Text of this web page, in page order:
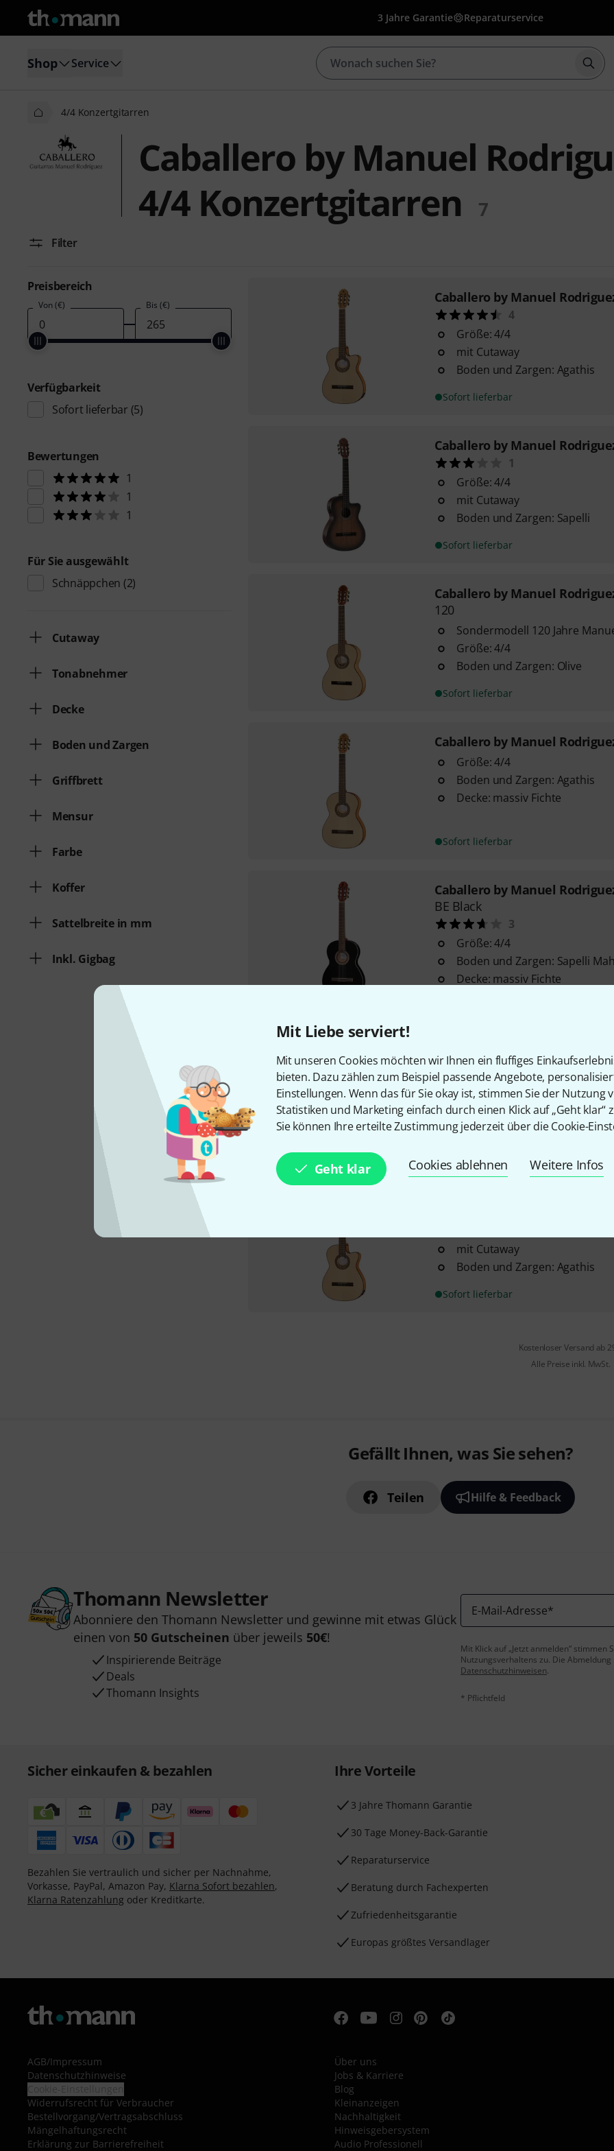
Mit Liebe serviert!
Mit unseren Cookies möchten wir Ihnen ein fluffiges
bieten. Dazu zählen zum Beispiel passende Angebote,
Einstellungen. Wenn das für Sie okay ist, stimmen Sie der Nutzung
Statistiken und Marketing einfach durch einen Klick auf „Geht klar“
Sie können Ihre erteilte Zustimmung jederzeit über die Cookie-
Geht klar Cookies ablehnen Weitere Infos
3 Jahre Garantie Reparaturservice
Shop Service
4/4 Konzertgitarren
Caballero by Manuel
4/4 Konzertgitarren
7
Filter
Preisbereich
Von (€) Bis (€)
Verfügbarkeit
Sofort lieferbar (5)
Bewertungen
1
1
1
Für Sie ausgewählt
Schnäppchen (2)
Cutaway
Tonabnehmer
Decke
Boden und Zargen
Griffbrett
Mensur
Farbe
Koffer
Sattelbreite in mm
Inkl. Gigbag
Caballero by Manuel
4
Größe: 4/4
mit Cutaway
Boden und Zargen: Agathis
Sofort lieferbar
Caballero by Manuel
1
Größe: 4/4
mit Cutaway
Boden und Zargen: Sapelli
Sofort lieferbar
Caballero by Manuel
120
Sondermodell 120 Jahre
Größe: 4/4
Boden und Zargen: Olive
Sofort lieferbar
Caballero by Manuel
Größe: 4/4
Boden und Zargen: Agathis
Decke: massiv Fichte
Sofort lieferbar
Caballero by Manuel
BE Black
3
Größe: 4/4
Boden und Zargen: Sapelli
Decke: massiv Fichte
Größe: 4/4
mit Cutaway
Boden und Zargen: Sapelli
mit Cutaway
Boden und Zargen: Agathis
Sofort lieferbar
Kostenloser Versand ab
Alle Preise inkl. MwSt.
Gefällt Ihnen, was Sie sehen?
Teilen Hilfe & Feedback
Thomann Newsletter
Abonniere den Thomann Newsletter und gewinne mit etwas Glück
einen von 50 Gutscheinen über jeweils 50€!
Inspirierende Beiträge
Deals
Thomann Insights
E-Mail-Adresse*
Mit Klick auf „Jetzt anmelden“
Nutzungsverhaltens zu. Die
Datenschutzhinweisen.
* Pflichtfeld
Sicher einkaufen & bezahlen
Bezahlen Sie vertraulich und sicher per Nachnahme,
Vorkasse, PayPal, Amazon Pay, Klarna Sofort bezahlen,
Klarna Ratenzahlung oder Kreditkarte.
Ihre Vorteile
3 Jahre Thomann Garantie
30 Tage Money-Back-Garantie
Reparaturservice
Beratung durch Fachexperten
Zufriedenheitsgarantie
Europas größtes Versandlager
AGB/Impressum
Datenschutzhinweise
Widerrufsrecht für Verbraucher
Bestellvorgang/Vertragsabschluss
Mängelhaftungsrecht
Erklärung zur Barrierefreiheit
Über uns
Jobs & Karriere
Blog
Kleinanzeigen
Nachhaltigkeit
Hinweisgebersystem
Audio Professionell